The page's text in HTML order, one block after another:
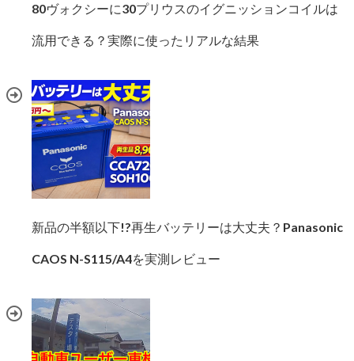
80ヴォクシーに30プリウスのイグニッションコイルは
流用できる？実際に使ったリアルな結果
新品の半額以下!?再生バッテリーは大丈夫？Panasonic
CAOS N-S115/A4を実測レビュー